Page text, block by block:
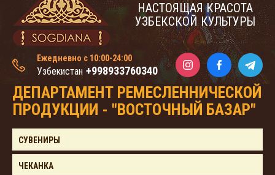
НАСТОЯЩАЯ КРАСОТА
УЗБЕКСКОЙ КУЛЬТУРЫ
Ежедневно с 10:00-24:00
Узбекистан +998933760340
ДЕПАРТАМЕНТ РЕМЕСЛЕННИЧЕСКОЙ
ПРОДУКЦИИ - "ВОСТОЧНЫЙ БАЗАР"
СУВЕНИРЫ
ЧЕКАНКА